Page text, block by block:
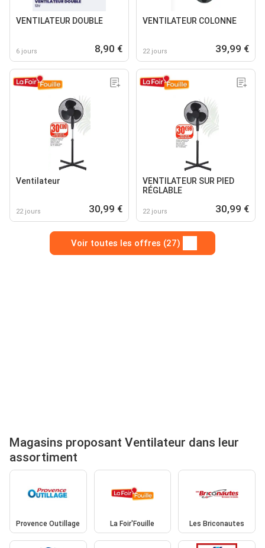
VENTILATEUR DOUBLE
6 jours 8,90 €
VENTILATEUR COLONNE
22 jours 39,99 €
Ventilateur
22 jours 30,99 €
VENTILATEUR SUR PIED
RÉGLABLE
22 jours 30,99 €
Voir toutes les offres (27)
Magasins proposant Ventilateur dans leur
assortiment
Provence Outillage La Foir'Fouille Les Briconautes